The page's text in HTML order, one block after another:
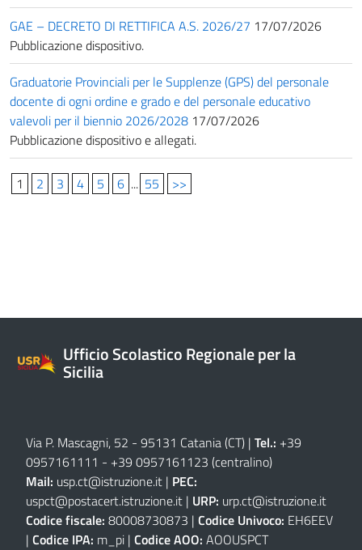
GAE – DECRETO DI RETTIFICA A.S. 2026/27 17/07/2026
Pubblicazione dispositivo.
Graduatorie Provinciali per le Supplenze (GPS) del personale
docente di ogni ordine e grado e del personale educativo
valevoli per il biennio 2026/2028 17/07/2026
Pubblicazione dispositivo e allegati.
1 2 3 4 5 6 ... 55 >>
Ufficio Scolastico Regionale per la
Sicilia
Via P. Mascagni, 52 - 95131 Catania (CT) | Tel.: +39
0957161111 - +39 0957161123 (centralino)
Mail: usp.ct@istruzione.it | PEC:
uspct@postacert.istruzione.it | URP: urp.ct@istruzione.it
Codice fiscale: 80008730873 | Codice Univoco: EH6EEV
| Codice IPA: m_pi | Codice AOO: AOOUSPCT